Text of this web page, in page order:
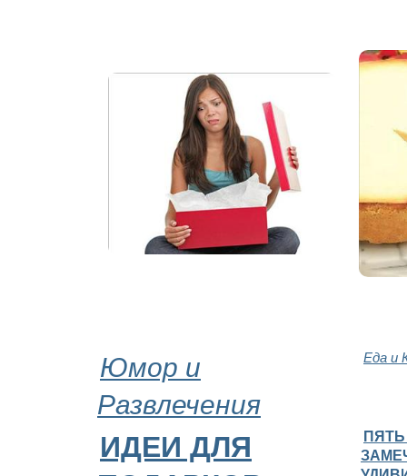
Юмор и
Развлечения
Еда и
ИДЕИ ДЛЯ